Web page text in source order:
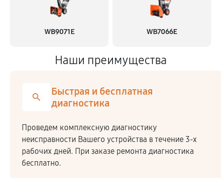
WB9071E WB7066E
Наши преимущества
Быстрая и бесплатная
диагностика
Проведем комплексную диагностику
неисправности Вашего устройства в течение 3-х
рабочих дней. При заказе ремонта диагностика
бесплатно.